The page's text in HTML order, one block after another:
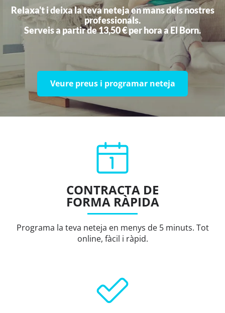
Relaxa't i deixa la teva neteja en mans dels nostres
professionals.
Serveis a partir de 13,50 € per hora aEl Born.
Veure preus i programar neteja
CONTRACTA DE
FORMA RÀPIDA
Programa la teva neteja en menys de 5 minuts. Tot
online, fàcil i ràpid.